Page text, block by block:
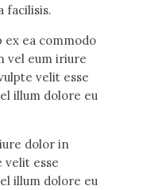
facilisis.
ex ea commodo
vel eum iriure
velit esse
illum dolore eu
dolor in
esse
illum dolore eu